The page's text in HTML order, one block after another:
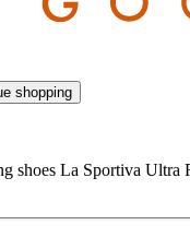
shopping
shoes La Sportiva Ultra